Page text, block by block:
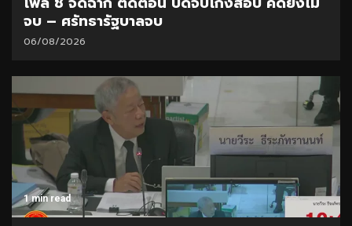
จบ – ศรัทธารัฐบาลจบ
06/08/2026
1 min read